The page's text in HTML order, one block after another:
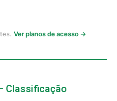
Ver planos de acesso →
Classificação